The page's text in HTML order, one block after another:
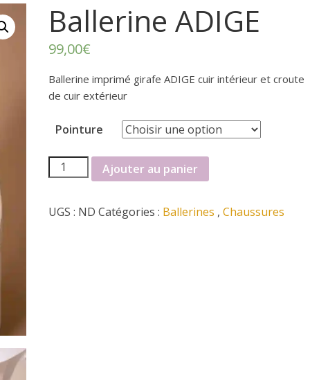
Ballerine ADIGE
99,00€
Ballerine imprimé girafe ADIGE cuir intérieur et croute
de cuir extérieur
Pointure
quantité
de
ADIGE
Ajouter au panier
UGS : ND Catégories : Ballerines , Chaussures